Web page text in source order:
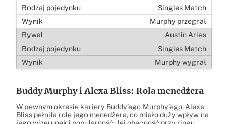
Singles Match
Murphy przegrał
Austin Aries
Singles Match
Murphy wygrał
Buddy Murphy i Alexa Bliss: Rola menedżera
W pewnym okresie kariery Buddy’ego Murphy’ego, Alexa
Bliss pełniła rolę jego menedżera, co miało duży wpływ na